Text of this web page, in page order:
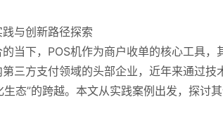
与创新路径探索
当下，POS机作为商户收单的核心工具
三方支付领域的头部企业，近年来通过技
态”的跨越。本文从实践案例出发，探讨